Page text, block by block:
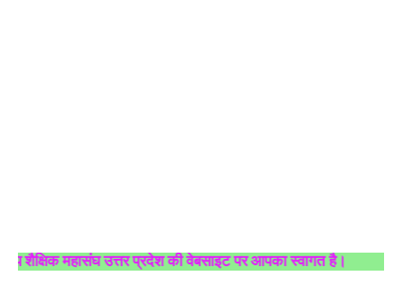
महासंघ उत्तर प्रदेश की वेबसाइट पर आपका स्वागत है।